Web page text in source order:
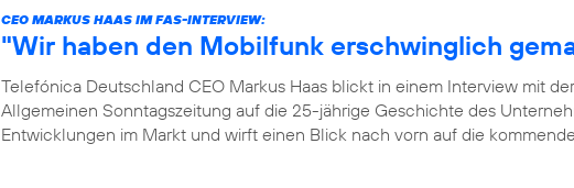
CEO MARKUS HAAS IM FAS-INTERVIEW:
"Wir haben den Mobilfunk erschwinglich
Telefónica Deutschland CEO Markus Haas blickt in einem Interview mit
Allgemeinen Sonntagszeitung auf die 25-jährige Geschichte des
Entwicklungen im Markt und wirft einen Blick nach vorn auf die